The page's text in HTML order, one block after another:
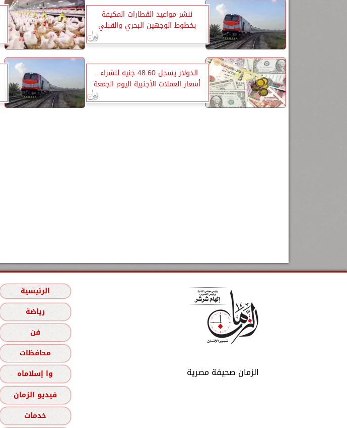
ننشر مواعيد القطارات المكيفة
بخطوط الوجهين البحري والقبلي
الدولار يسجل 48.60 جنيه للشراء..
أسعار العملات الأجنبية اليوم الجمعة
الزمان صحيفة مصرية
الرئيسية
رياضة
فن
محافظات
وا إسلاماه
فيديو الزمان
خدمات